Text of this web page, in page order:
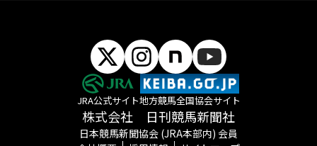
JRA公式サイト地方競馬全国協会サイト
株式会社 日刊競馬新聞社
日本競馬新聞協会 (JRA本部内) 会員